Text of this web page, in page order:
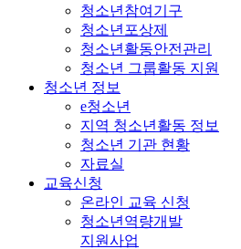
청소년참여기구
청소년포상제
청소년활동안전관리
청소년 그룹활동 지원
청소년 정보
e청소년
지역 청소년활동 정보
청소년 기관 현황
자료실
교육신청
온라인 교육 신청
청소년역량개발
지원사업